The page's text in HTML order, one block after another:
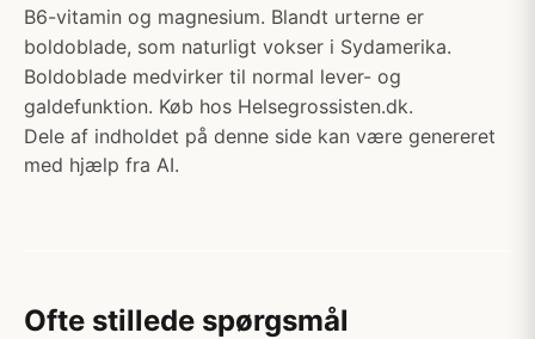
B6-vitamin og magnesium. Blandt urterne er
boldoblade, som naturligt vokser i Sydamerika.
Boldoblade medvirker til normal lever- og
galdefunktion. Køb hos Helsegrossisten.dk.
Dele af indholdet på denne side kan være genereret
med hjælp fra AI.
Ofte stillede spørgsmål